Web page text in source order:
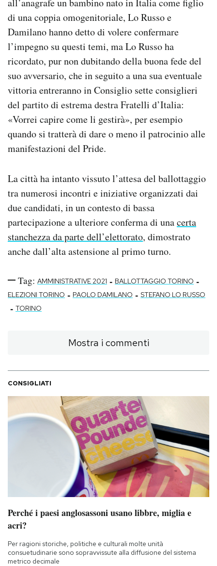
di una coppia omogenitoriale, Lo Russo e
Damilano hanno detto di volere confermare
l’impegno su questi temi, ma Lo Russo ha
ricordato, pur non dubitando della buona fede del
suo avversario, che in seguito a una sua eventuale
vittoria entreranno in Consiglio sette consiglieri
del partito di estrema destra Fratelli d’Italia:
«Vorrei capire come li gestirà», per esempio
quando si tratterà di dare o meno il patrocinio alle
manifestazioni del Pride.
La città ha intanto vissuto l’attesa del ballottaggio
tra numerosi incontri e iniziative organizzati dai
due candidati, in un contesto di bassa
partecipazione a ulteriore conferma di unacerta
stanchezza da parte dell’elettorato, dimostrato
anche dall’alta astensione al primo turno.
Tag: AMMINISTRATIVE 2021 - BALLOTTAGGIO TORINO -
ELEZIONI TORINO - PAOLO DAMILANO - STEFANO LO RUSSO
- TORINO
Mostra i commenti
CONSIGLIATI
Perché i paesi anglosassoni usano libbre, miglia e
acri?
Per ragioni storiche, politiche e culturali molte unità
consuetudinarie sono sopravvissute alla diffusione del sistema
metrico decimale